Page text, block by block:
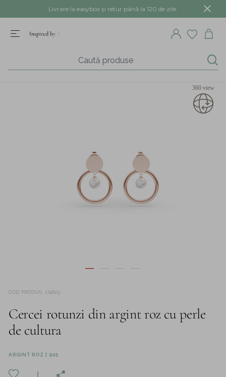
Livrare la easybox și retur până la 120 de zile.
360 view
COD PRODUS 174603
Cercei rotunzi din argint roz cu perle
de cultura
ARGINT ROZ | 925